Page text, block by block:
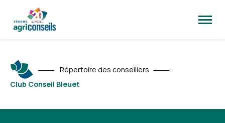
la
Répertoire des conseillers
Club Conseil Bleuet